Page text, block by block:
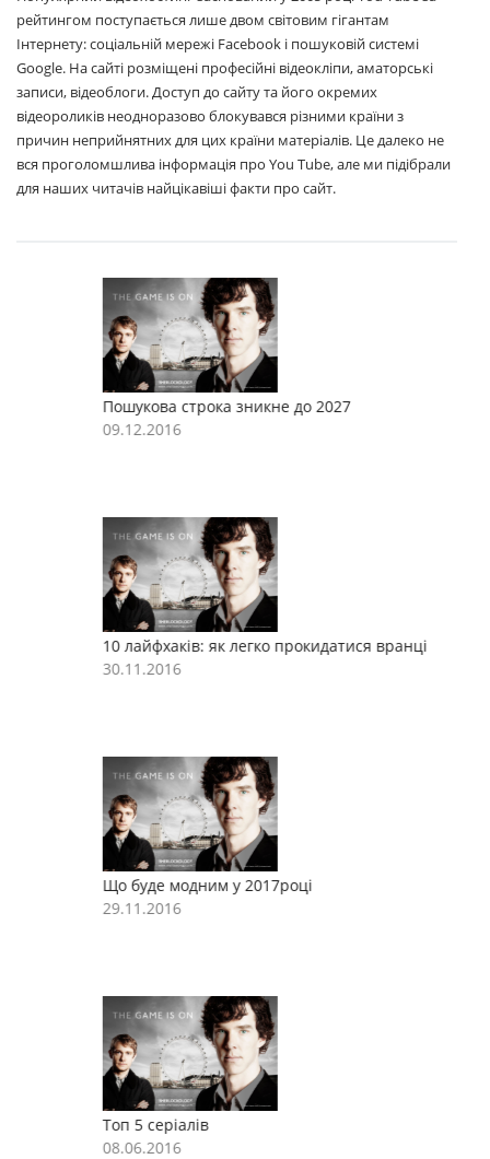
рейтингом поступається лише двом світовим гігантам
Інтернету: соціальній мережі Facebook і пошуковій системі
Google. На сайті розміщені професійні відеокліпи, аматорські
записи, відеоблоги. Доступ до сайту та його окремих
відеороликів неодноразово блокувався різними країни з
причин неприйнятних для цих країни матеріалів. Це далеко не
вся проголомшлива інформація про You Tube, але ми підібрали
для наших читачів найцікавіші факти про сайт.
Пошукова строка зникне до 2027
09.12.2016
10 лайфхаків: як легко прокидатися вранці
30.11.2016
Що буде модним у 2017році
29.11.2016
Топ 5 серіалів
08.06.2016